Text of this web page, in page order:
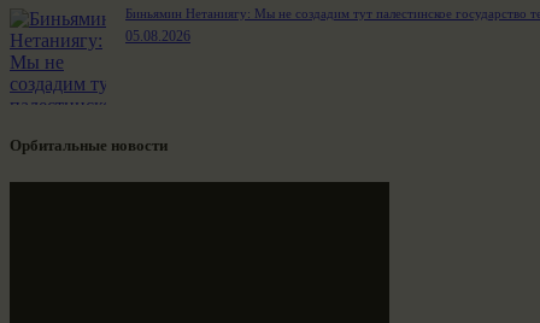
Биньямин Нетаниягу: Мы не создадим тут палестинское государство
05.08.2026
Орбитальные новости